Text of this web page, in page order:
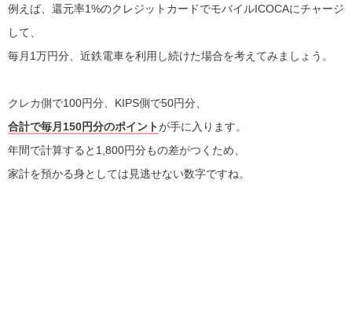
例えば、還元率1%のクレジットカードでモバイルICOCAにチャージ
して、
毎月1万円分、近鉄電車を利用し続けた場合を考えてみましょう。
クレカ側で100円分、KIPS側で50円分、
合計で毎月150円分のポイントが手に入ります。
年間で計算すると1,800円分もの差がつくため、
家計を預かる身としては見逃せない数字ですね。